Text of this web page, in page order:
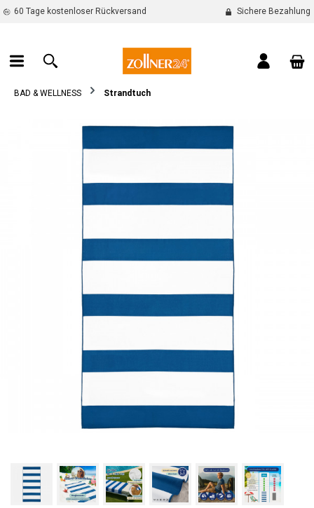
springen
60 Tage kostenloser Rückversand Sichere Bezahlung
BAD & WELLNESS Strandtuch
Bildergalerie überspringen